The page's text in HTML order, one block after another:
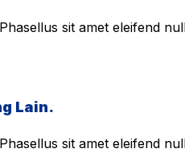
sit amet eleifend
Lain.
sit amet eleifend